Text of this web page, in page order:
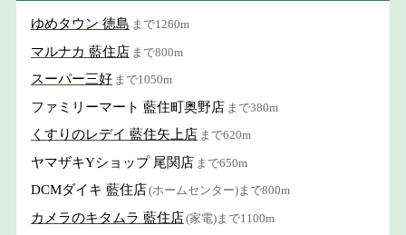
ゆめタウン 徳島 まで1260m
マルナカ 藍住店 まで800m
スーパー三好 まで1050m
ファミリーマート 藍住町奥野店 まで380m
くすりのレデイ 藍住矢上店 まで620m
ヤマザキYショップ 尾関店 まで650m
DCMダイキ 藍住店(ホームセンター)まで800m
カメラのキタムラ 藍住店(家電)まで1100m